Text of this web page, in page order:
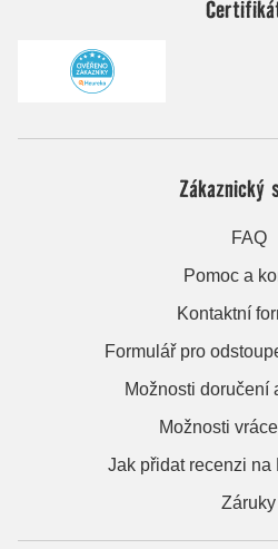
Zákaznický
FAQ
Pomoc a
Kontaktní
Formulář pro
Možnosti doručení
Možnosti
Jak přidat recenzi
Záruky